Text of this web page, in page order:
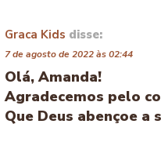
Graca Kids disse:
7 de agosto de 2022 às 02:44
Olá, Amanda!
Agradecemos pelo
Que Deus abençoe a